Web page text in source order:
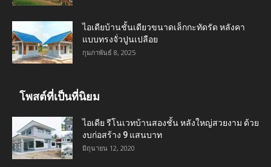
ไอเดียบ้านชั้นเดียวขนาดเล็กกะทัดรัด หลังคา
แบบทรงจั่วปูนเปลือย
กุมภาพันธ์ 8, 2025
โพสต์ที่เป็นที่นิยม
ไอเดีย รีโนเวทบ้านสองชั้น หลังใหญ่สวยงาม ด้วย
งบก่อสร้าง 9 แสนบาท
มิถุนายน 12, 2020